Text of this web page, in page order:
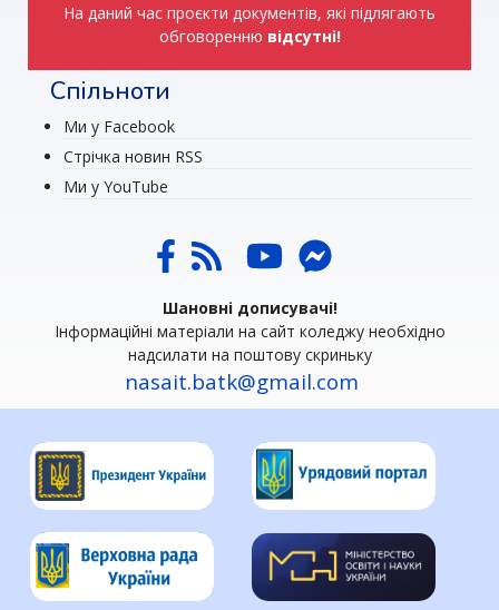
На даний час проєкти документів, які підлягають
обговоренню відсутні!
Спільноти
Ми у Facebook
Стрічка новин RSS
Ми у YouTube
Шановні дописувачі!
Інформаційні матеріали на сайт коледжу необхідно
надсилати на поштову скриньку
nasait.batk@gmail.com